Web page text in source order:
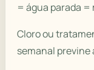
= água parada =
Cloro ou
semanal previne